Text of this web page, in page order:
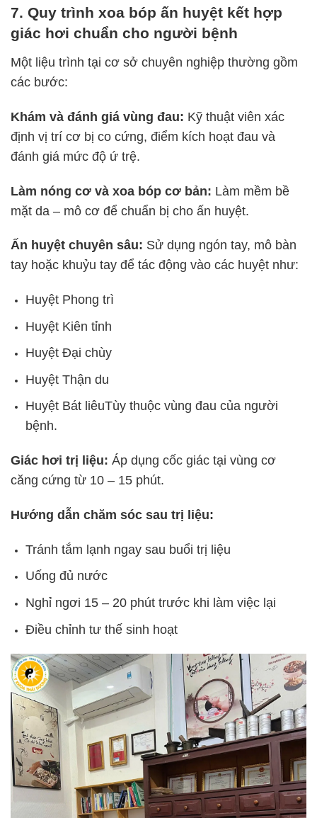
7. Quy trình xoa bóp ấn huyệt kết hợp
giác hơi chuẩn cho người bệnh
Một liệu trình tại cơ sở chuyên nghiệp thường gồm
các bước:
Khám và đánh giá vùng đau: Kỹ thuật viên xác
định vị trí cơ bị co cứng, điểm kích hoạt đau và
đánh giá mức độ ứ trệ.
Làm nóng cơ và xoa bóp cơ bản: Làm mềm bề
mặt da – mô cơ để chuẩn bị cho ấn huyệt.
Ấn huyệt chuyên sâu: Sử dụng ngón tay, mô bàn
tay hoặc khuỷu tay để tác động vào các huyệt như:
Huyệt Phong trì
Huyệt Kiên tỉnh
Huyệt Đại chùy
Huyệt Thận du
Huyệt Bát liêuTùy thuộc vùng đau của người
bệnh.
Giác hơi trị liệu: Áp dụng cốc giác tại vùng cơ
căng cứng từ 10 – 15 phút.
Hướng dẫn chăm sóc sau trị liệu:
Tránh tắm lạnh ngay sau buổi trị liệu
Uống đủ nước
Nghỉ ngơi 15 – 20 phút trước khi làm việc lại
Điều chỉnh tư thế sinh hoạt